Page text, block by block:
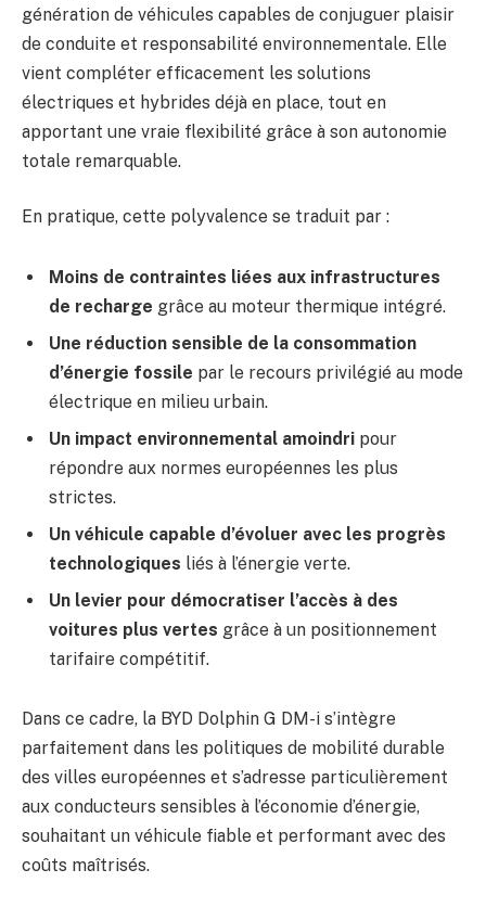
génération de véhicules capables de conjuguer plaisir
de conduite et responsabilité environnementale. Elle
vient compléter efficacement les solutions
électriques et hybrides déjà en place, tout en
apportant une vraie flexibilité grâce à son autonomie
totale remarquable.
En pratique, cette polyvalence se traduit par :
Moins de contraintes liées aux infrastructures
de recharge grâce au moteur thermique intégré.
Une réduction sensible de la consommation
d’énergie fossile par le recours privilégié au mode
électrique en milieu urbain.
Un impact environnemental amoindri pour
répondre aux normes européennes les plus
strictes.
Un véhicule capable d’évoluer avec les progrès
technologiques liés à l’énergie verte.
Un levier pour démocratiser l’accès à des
voitures plus vertes grâce à un positionnement
tarifaire compétitif.
Dans ce cadre, la BYD Dolphin G DM-i s’intègre
parfaitement dans les politiques de mobilité durable
des villes européennes et s’adresse particulièrement
aux conducteurs sensibles à l’économie d’énergie,
souhaitant un véhicule fiable et performant avec des
coûts maîtrisés.